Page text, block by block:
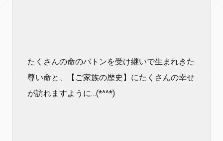
たくさんの命のバトンを受け継いで生まれきた
尊い命と、【ご家族の歴史】にたくさんの幸せ
が訪れますように…(*^^*)